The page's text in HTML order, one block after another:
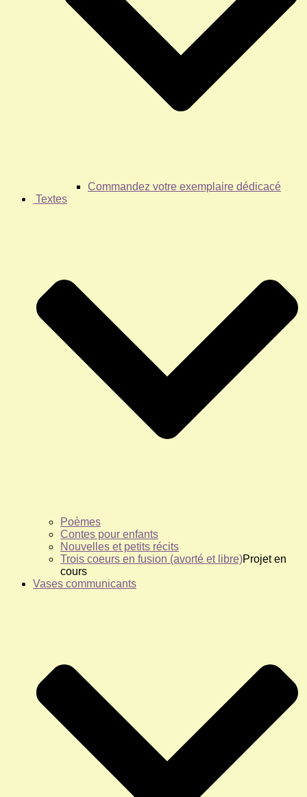
Commandez votre exemplaire dédicacé
Textes
Poèmes
Contes pour enfants
Nouvelles et petits récits
Trois coeurs en fusion (avorté et libre)Projet en
cours
Vases communicants